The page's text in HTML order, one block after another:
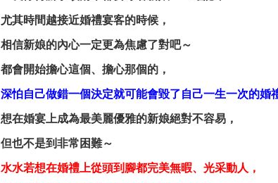
尤其時間越接近婚禮宴客的時候，
相信新娘的內心一定更為焦慮了對吧～
都會開始擔心這個、擔心那個的，
深怕自己做錯一個決定就可能會毀了自己一生一次的婚
想在婚宴上成為最美麗優雅的新娘絕對不容易，
但也不是到非常困難～
水水若想在婚禮上從頭到腳都完美無暇、光采動人，